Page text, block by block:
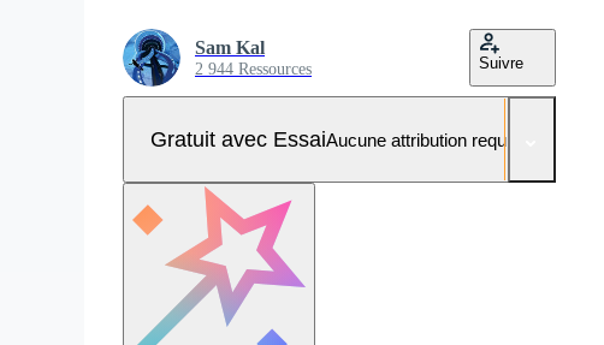
Sam Kal
2 944 Ressources Suivre
Gratuit avec EssaiAucune attribution requise